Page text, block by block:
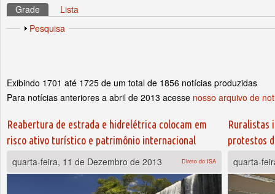
Abas primárias
Grade (aba ativa)
Lista
Exibir
Pesquisa
Exibindo 1701 até 1725 de um total de 1856 notícias produzidas
Para notícias anteriores a abril de 2013 acesse nosso arquivo de
Reabertura de estrada e hidrelétrica colocam em
risco ativo turístico e patrimônio internacional
quarta-feira, 11 de Dezembro de 2013
Direto do ISA
Ruralistas
protestos
quarta-
Páginas